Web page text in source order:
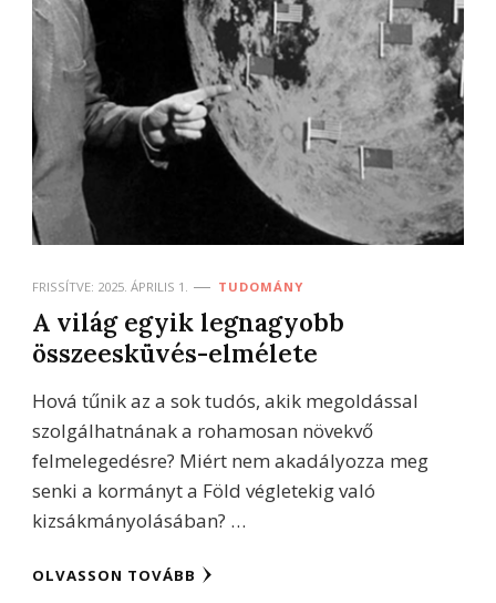
FRISSÍTVE: 2025. ÁPRILIS 1. TUDOMÁNY
A világ egyik legnagyobb
összeesküvés-elmélete
Hová tűnik az a sok tudós, akik megoldással
szolgálhatnának a rohamosan növekvő
felmelegedésre? Miért nem akadályozza meg
senki a kormányt a Föld végletekig való
kizsákmányolásában? …
OLVASSON TOVÁBB